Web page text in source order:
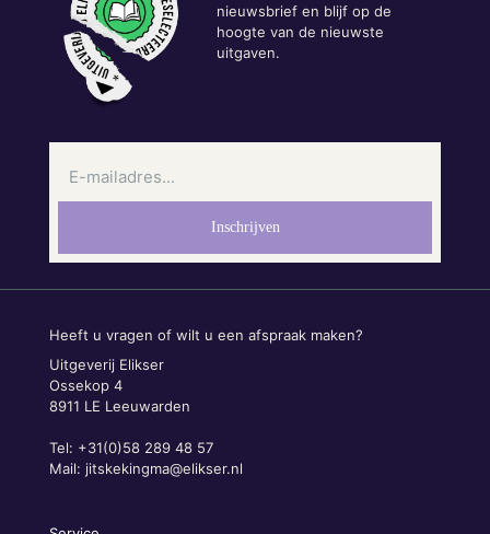
nieuwsbrief en blijf op de
hoogte van de nieuwste
uitgaven.
Heeft u vragen of wilt u een afspraak maken?
Uitgeverij Elikser
Ossekop 4
8911 LE Leeuwarden
Tel: +31(0)58 289 48 57
Mail: jitskekingma@elikser.nl